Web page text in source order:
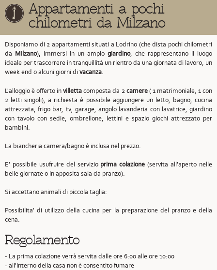
Appartamenti a pochi
chilometri da Milzano
Disponiamo di 2 appartamenti situati a Lodrino (che dista pochi chilometri
da Milzano), immersi in un ampio giardino, che rappresentano il luogo
ideale per trascorrere in tranquillità un rientro da una giornata di lavoro, un
week end o alcuni giorni divacanza.
L'alloggio è offerto invillettacomposta da 2camere( 1 matrimoniale, 1 con
2 letti singoli), a richiesta è possibile aggiungere un letto, bagno, cucina
attrezzata, frigo bar, tv, garage, angolo lavanderia con lavatrice, giardino
con tavolo con sedie, ombrellone, lettini e spazio giochi attrezzato per
bambini.
La biancheria camera/bagno è inclusa nel prezzo.
E' possibile usufruire del servizio prima colazione (servita all'aperto nelle
belle giornate o in apposita sala da pranzo).
Si accettano animali di piccola taglia:
Possibilita' di utilizzo della cucina per la preparazione del pranzo e della
cena.
Regolamento
- La prima colazione verrà servita dalle ore 6:00 alle ore 10:00
- all'interno della casa non è consentito fumare